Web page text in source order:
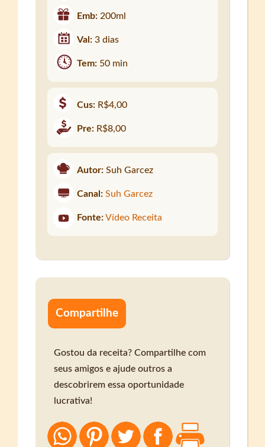
Emb: 200ml
Val:3 dias
Tem: 50 min
Cus: R$4,00
Pre: R$8,00
Autor: Suh Garcez
Canal: Suh Garcez
Fonte: Vídeo Receita
Compartilhe
Gostou da receita? Compartilhe com
seus amigos e ajude outros a
descobrirem essa oportunidade
lucrativa!